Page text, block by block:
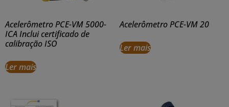
Acelerômetro PCE-VM 5000-
ICA Inclui certificado de
calibração ISO
Ler mais
Acelerômetro PCE-VM 20
Ler mais